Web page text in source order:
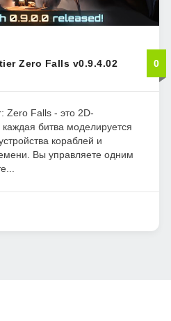
Zero Falls v0.9.4.02 0
Zero Falls - это 2D-
битва моделируется
кораблей и
Вы управляете одним